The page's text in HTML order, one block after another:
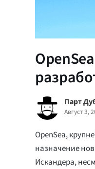
Парт
Август 3,
OpenSea,
назначение
Искандера,